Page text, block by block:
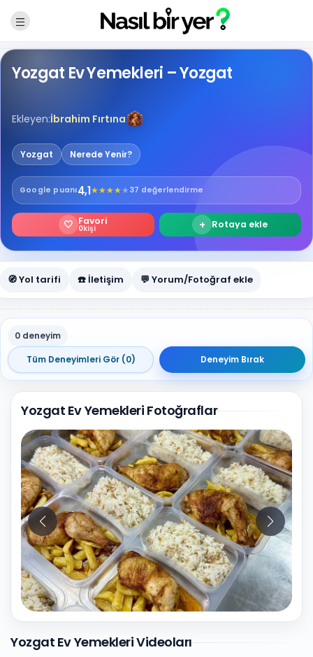
Yozgat Ev Yemekleri – Yozgat
Ekleyen:İbrahim Fırtına
Yozgat Nerede Yenir?
Google puanı4,1★★★★★ 37 değerlendirme
🤍 Favori
0kişi + Rotaya ekle
🧭 Yol tarifi ☎️ İletişim 💬 Yorum/Fotoğraf ekle
0 deneyim
Tüm Deneyimleri Gör (0)
Deneyim Bırak
Yozgat Ev Yemekleri Fotoğraflar
10Fotoğraf
Yozgat Ev Yemekleri Videoları